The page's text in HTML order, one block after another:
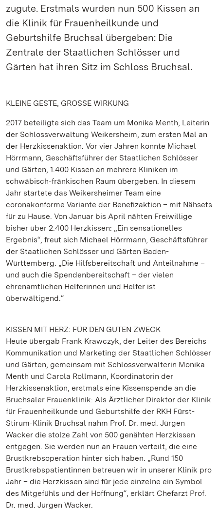
zugute. Erstmals wurden nun 500 Kissen an
die Klinik für Frauenheilkunde und
Geburtshilfe Bruchsal übergeben: Die
Zentrale der Staatlichen Schlösser und
Gärten hat ihren Sitz im Schloss Bruchsal.
KLEINE GESTE, GROSSE WIRKUNG
2017 beteiligte sich das Team um Monika Menth, Leiterin
der Schlossverwaltung Weikersheim, zum ersten Mal an
der Herzkissenaktion. Vor vier Jahren konnte Michael
Hörrmann, Geschäftsführer der Staatlichen Schlösser
und Gärten, 1.400 Kissen an mehrere Kliniken im
schwäbisch-fränkischen Raum übergeben. In diesem
Jahr startete das Weikersheimer Team eine
coronakonforme Variante der Benefizaktion – mit Nähsets
für zu Hause. Von Januar bis April nähten Freiwillige
bisher über 2.400 Herzkissen: „Ein sensationelles
Ergebnis“, freut sich Michael Hörrmann, Geschäftsführer
der Staatlichen Schlösser und Gärten Baden-
Württemberg. „Die Hilfsbereitschaft und Anteilnahme –
und auch die Spendenbereitschaft – der vielen
ehrenamtlichen Helferinnen und Helfer ist
überwältigend.“
KISSEN MIT HERZ: FÜR DEN GUTEN ZWECK
Heute übergab Frank Krawczyk, der Leiter des Bereichs
Kommunikation und Marketing der Staatlichen Schlösser
und Gärten, gemeinsam mit Schlossverwalterin Monika
Menth und Carola Rollmann, Koordinatorin der
Herzkissenaktion, erstmals eine Kissenspende an die
Bruchsaler Frauenklinik: Als Ärztlicher Direktor der Klinik
für Frauenheilkunde und Geburtshilfe der RKH Fürst-
Stirum-Klinik Bruchsal nahm Prof. Dr. med. Jürgen
Wacker die stolze Zahl von 500 genähten Herzkissen
entgegen. Sie werden nun an Frauen verteilt, die eine
Brustkrebsoperation hinter sich haben. „Rund 150
Brustkrebspatientinnen betreuen wir in unserer Klinik pro
Jahr – die Herzkissen sind für jede einzelne ein Symbol
des Mitgefühls und der Hoffnung“, erklärt Chefarzt Prof.
Dr. med. Jürgen Wacker.